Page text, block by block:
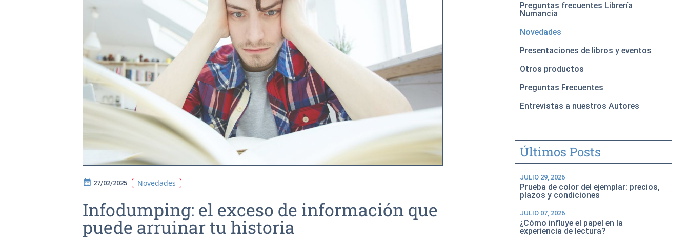
calendar_month 27/02/2025 Novedades
Infodumping: el exceso de información que
puede arruinar tu historia
Preguntas frecuentes Librería
Numancia
Novedades
Presentaciones de libros y eventos
Otros productos
Preguntas Frecuentes
Entrevistas a nuestros Autores
Últimos Posts
JULIO 29, 2026
Prueba de color del ejemplar: precios,
plazos y condiciones
JULIO 07, 2026
¿Cómo influye el papel en la
experiencia de lectura?